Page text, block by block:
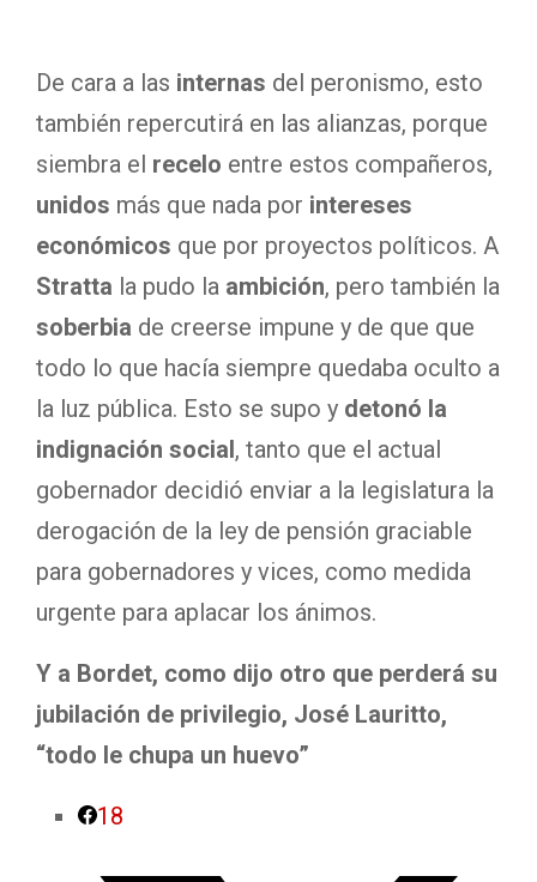
De cara a las internas del peronismo, esto
también repercutirá en las alianzas, porque
siembra el recelo entre estos compañeros,
unidos más que nada por intereses
económicos que por proyectos políticos. A
Stratta la pudo la ambición, pero también la
soberbia de creerse impune y de que que
todo lo que hacía siempre quedaba oculto a
la luz pública. Esto se supo y detonó la
indignación social, tanto que el actual
gobernador decidió enviar a la legislatura la
derogación de la ley de pensión graciable
para gobernadores y vices, como medida
urgente para aplacar los ánimos.
Y a Bordet, como dijo otro que perderá su
jubilación de privilegio, José Lauritto,
“todo le chupa un huevo”
18